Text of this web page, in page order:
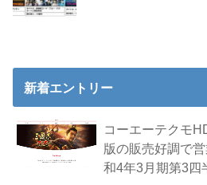
新着エントリー
コーエーテクモ
版の販売好調で
和4年3月期第3四